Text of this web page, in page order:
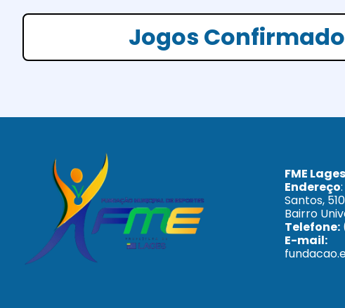
Jogos
FME Lages
Endereço
Santos, 510
Bairro
Telefone:
E-mail: